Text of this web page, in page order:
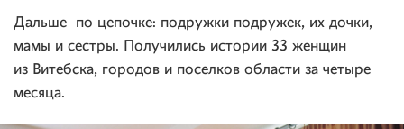
Дальше по цепочке: подружки подружек, их дочки,
мамы и сестры. Получились истории 33 женщин
из Витебска, городов и поселков области за четыре
месяца.